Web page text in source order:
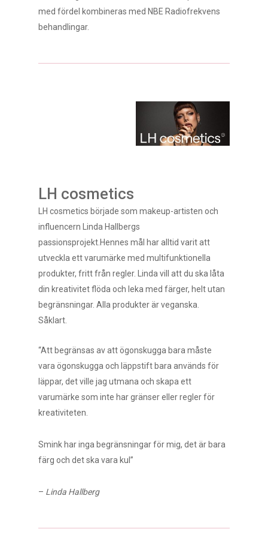
med fördel kombineras med NBE Radiofrekvens
behandlingar.
LH cosmetics
LH cosmetics började som makeup-artisten och
influencern Linda Hallbergs
passionsprojekt.Hennes mål har alltid varit att
utveckla ett varumärke med multifunktionella
produkter, fritt från regler. Linda vill att du ska låta
din kreativitet flöda och leka med färger, helt utan
begränsningar. Alla produkter är veganska.
Såklart.
“Att begränsas av att ögonskugga bara måste
vara ögonskugga och läppstift bara används för
läppar, det ville jag utmana och skapa ett
varumärke som inte har gränser eller regler för
kreativiteten.
Smink har inga begränsningar för mig, det är bara
färg och det ska vara kul”
– Linda Hallberg